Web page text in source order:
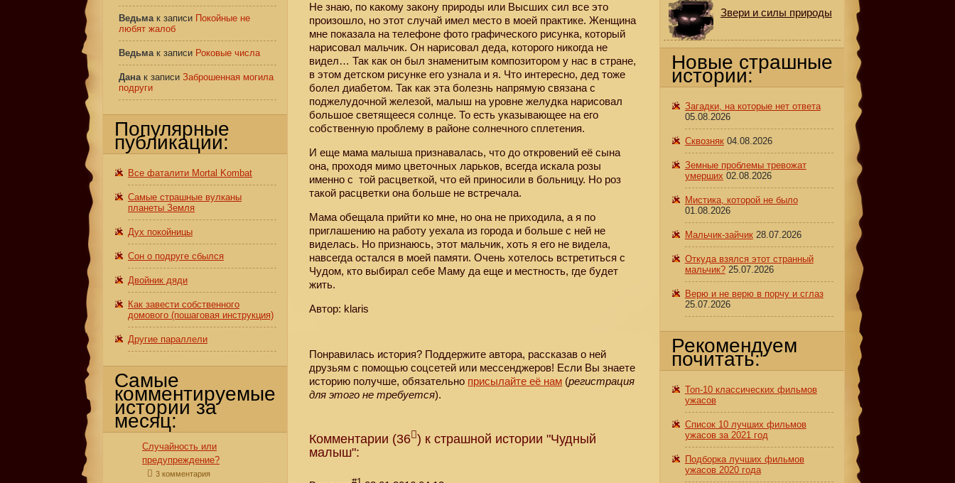
Не знаю, по какому закону природы или Высших сил все это
произошло, но этот случай имел место в моей практике. Женщина
мне показала на телефоне фото графического рисунка, который
нарисовал мальчик. Он нарисовал деда, которого никогда не
видел… Так как он был знаменитым композитором у нас в стране,
в этом детском рисунке его узнала и я. Что интересно, дед тоже
болел диабетом. Так как эта болезнь напрямую связана с
поджелудочной железой, малыш на уровне желудка нарисовал
большое светящееся солнце. То есть указывающее на его
собственную проблему в районе солнечного сплетения.
И еще мама малыша признавалась, что до откровений её сына
она, проходя мимо цветочных ларьков, всегда искала розы
именно с той расцветкой, что ей приносили в больницу. Но роз
такой расцветки она больше не встречала.
Мама обещала прийти ко мне, но она не приходила, а я по
приглашению на работу уехала из города и больше с ней не
виделась. Но признаюсь, этот мальчик, хоть я его не видела,
навсегда остался в моей памяти. Очень хотелось встретиться с
Чудом, кто выбирал себе Маму да еще и местность, где будет
жить.
Автор: klaris
Понравилась история? Поддержите автора, рассказав о ней
друзьям с помощью соцсетей или мессенджеров! Если Вы знаете
историю получше, обязательно присылайте её нам (регистрация
для этого не требуется).
Комментарии (36 ) к страшной истории "Чудный
малыш":
Ведьмак записи Покойные не
любят жалоб
Ведьмак записи Роковые числа
Данак записи Заброшенная могила
подруги
Популярные
публикации:
Все фаталити Mortal Kombat
Самые страшные вулканы
планеты Земля
Дух покойницы
Сон о подруге сбылся
Двойник дяди
Как завести собственного
домового (пошаговая инструкция)
Другие параллели
Самые
комментируемые
истории за
месяц:
Случайность или
предупреждение?
3 комментария
Звери и силы природы
Новые страшные
истории:
Загадки, на которые нет ответа
05.08.2026
Сквозняк 04.08.2026
Земные проблемы тревожат
умерших 02.08.2026
Мистика, которой не было
01.08.2026
Мальчик-зайчик 28.07.2026
Откуда взялся этот странный
мальчик? 25.07.2026
Верю и не верю в порчу и сглаз
25.07.2026
Рекомендуем
почитать:
Топ-10 классических фильмов
ужасов
Список 10 лучших фильмов
ужасов за 2021 год
Подборка лучших фильмов
ужасов 2020 года